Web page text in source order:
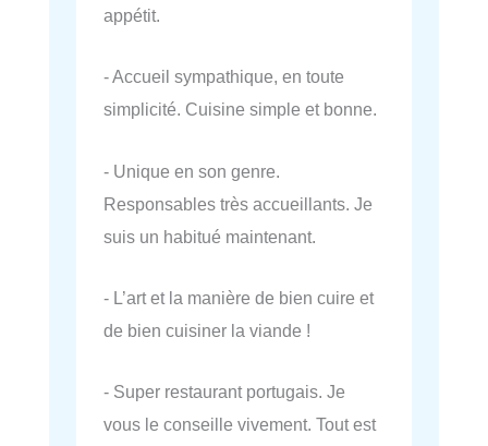
appétit.
- Accueil sympathique, en toute
simplicité. Cuisine simple et bonne.
- Unique en son genre.
Responsables très accueillants. Je
suis un habitué maintenant.
- L’art et la manière de bien cuire et
de bien cuisiner la viande !
- Super restaurant portugais. Je
vous le conseille vivement. Tout est